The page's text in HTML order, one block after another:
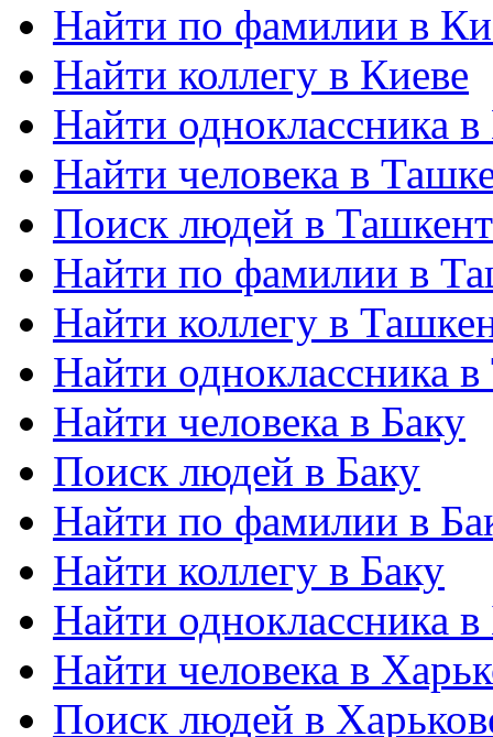
Найти по фамилии в
Найти коллегу в Киеве
Найти одноклассника
Найти человека в
Поиск людей в
Найти по фамилии в
Найти коллегу в
Найти одноклассника
Найти человека в Баку
Поиск людей в Баку
Найти по фамилии в
Найти коллегу в Баку
Найти одноклассника в
Найти человека в
Поиск людей в